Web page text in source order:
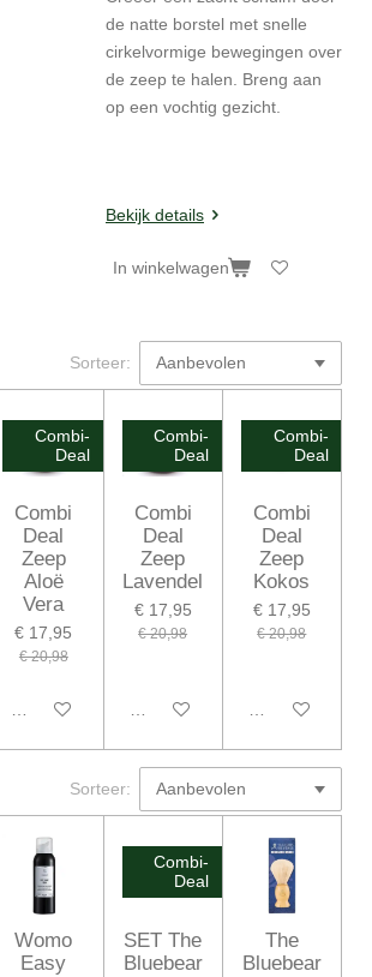
de natte borstel met snelle
cirkelvormige bewegingen over
de zeep te halen. Breng aan
op een vochtig gezicht.
Bekijk details
In winkelwagen
Sorteer:
Combi-
Deal
Combi
Deal
Zeep
Aloë
Vera
€ 17,95
€ 20,98
In winkelwagen
Combi-
Deal
Combi
Deal
Zeep
Lavendel
€ 17,95
€ 20,98
In winkelwagen
Combi-
Deal
Combi
Deal
Zeep
Kokos
€ 17,95
€ 20,98
In winkelwagen
Sorteer:
Womo
Easy
Combi-
Deal
SET The
Bluebear
The
Bluebear